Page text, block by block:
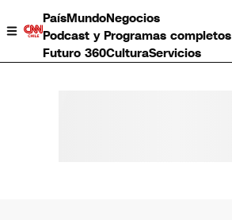
PaísMundoNegocios
Podcast y Programas completos
Futuro 360CulturaServicios